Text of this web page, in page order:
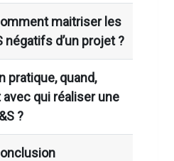
maitriser les
négatifs d’un projet ?
pratique, quand,
qui réaliser une
?